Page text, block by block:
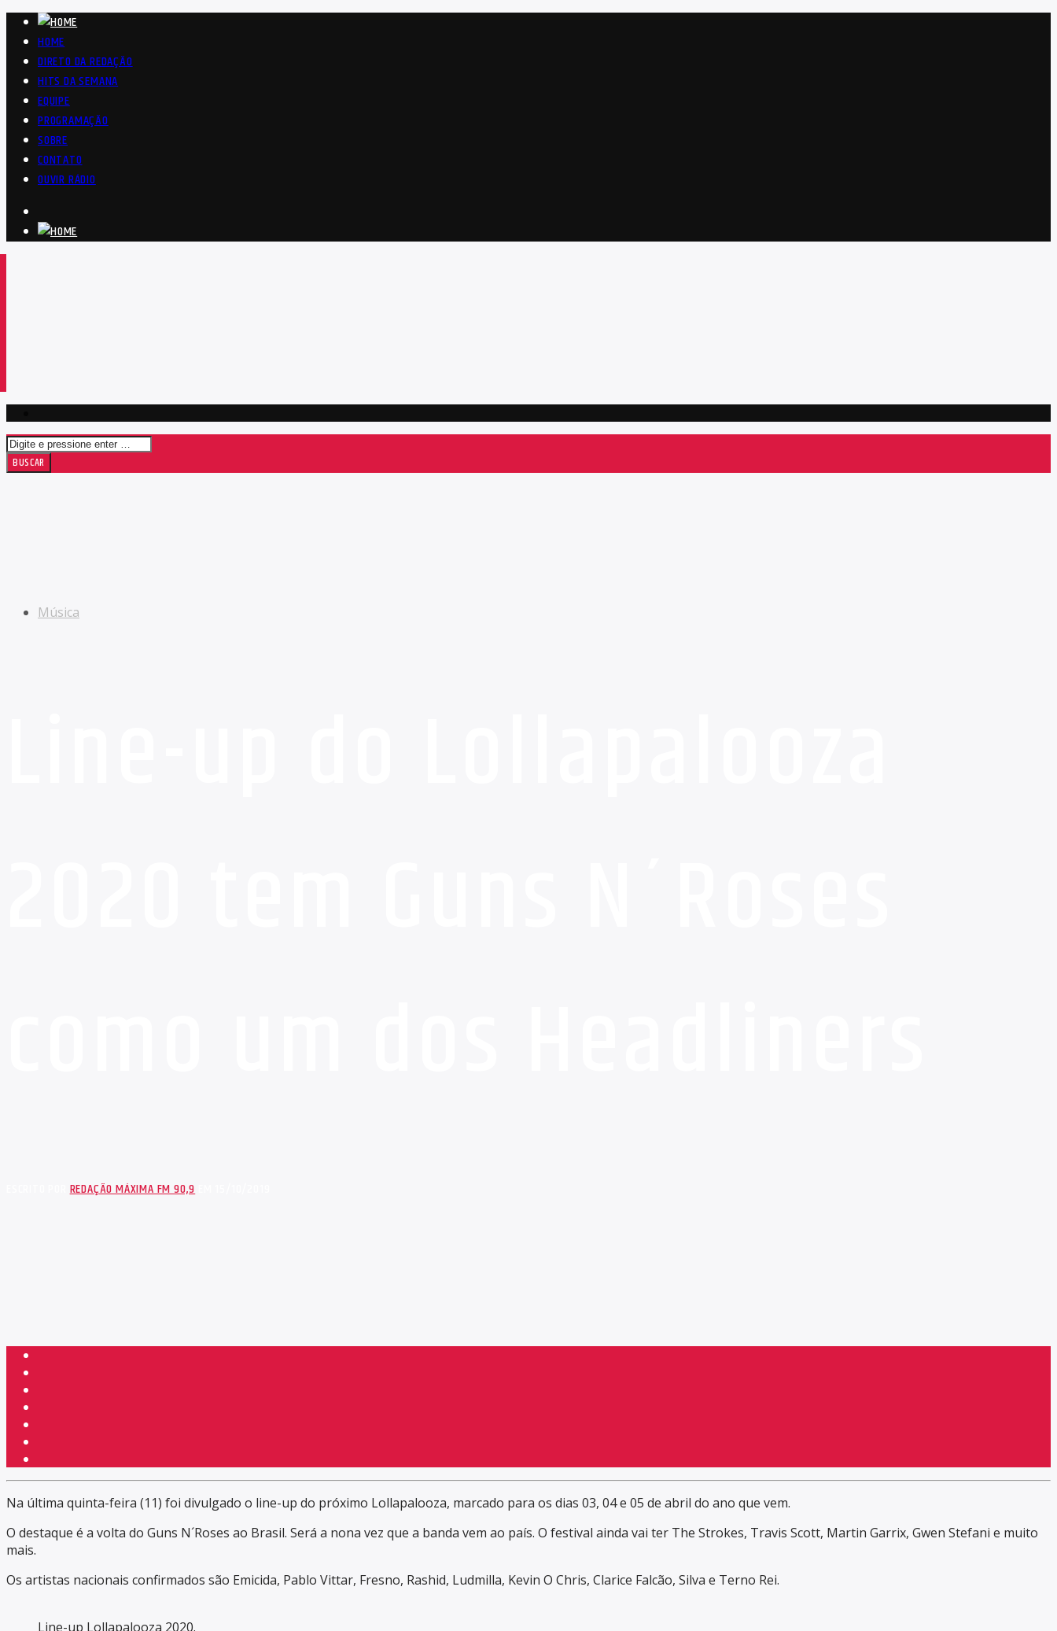
HOME
DIRETO DA REDAÇÃO
HITS DA SEMANA
EQUIPE
PROGRAMAÇÃO
SOBRE
CONTATO
OUVIR RÁDIO
Música
ESCRITO PORREDAÇÃO MÁXIMA FM 90,9EM 15/10/2019
Na última quinta-feira (11) foi divulgado o line-up do próximo Lollapalooza, marcado para os dias 03, 04 e 05 de abril do ano que vem.
O destaque é a volta do Guns N´Roses ao Brasil. Será a nona vez que a banda vem ao país. O festival ainda vai ter The Strokes, Travis Scott, Martin Garrix, Gwen Stefani e muito
mais.
Os artistas nacionais confirmados são Emicida, Pablo Vittar, Fresno, Rashid, Ludmilla, Kevin O Chris, Clarice Falcão, Silva e Terno Rei.
Line-up Lollapalooza 2020.